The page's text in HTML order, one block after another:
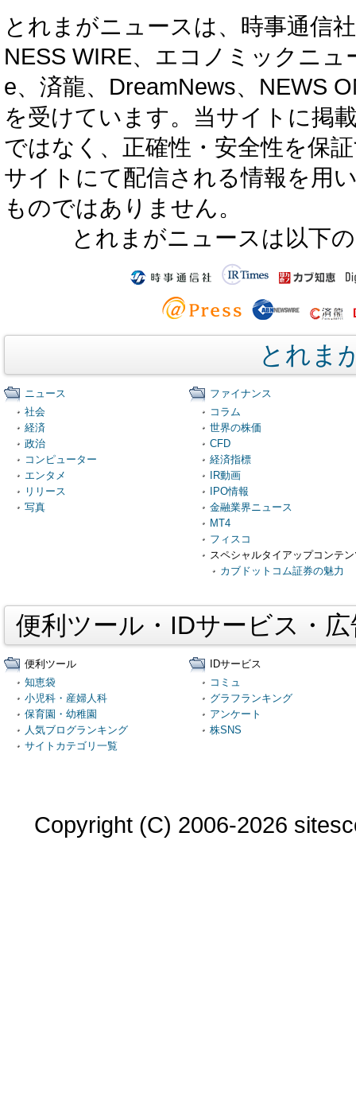
とれまがニュースは、時事通信
NESS WIRE、エコノミックニ
e、済龍、DreamNews、NEWS
を受けています。当サイトに掲
ではなく、正確性・安全性を保
サイトにて配信される情報を用
ものではありません。
とれまがニュースは以下
とれま
ニュース
社会
経済
政治
コンピューター
エンタメ
リリース
写真
ファイナンス
コラム
世界の株価
CFD
経済指標
IR動画
IPO情報
金融業界ニュース
MT4
フィスコ
スペシャルタイアップコンテ
カブドットコム証券の魅力
便利ツール・IDサービス・
便利ツール
知恵袋
小児科・産婦人科
保育園・幼稚園
人気ブログランキング
サイトカテゴリ一覧
IDサービス
コミュ
グラフランキング
アンケート
株SNS
Copyright (C) 2006-2026